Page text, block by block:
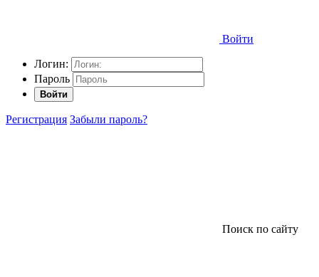
Войти
Логин:
Пароль
Войти
Регистрация Забыли пароль?
Поиск по сайту